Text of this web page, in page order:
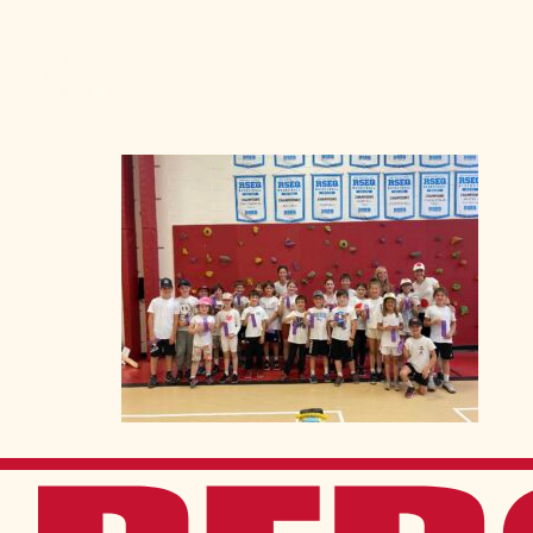
Frais généraux
Portes ouvertes
Bourses d’études
Tenue vestimentaire
Équipes sportives
Nos valeurs
Calendrier scolaire
Événements